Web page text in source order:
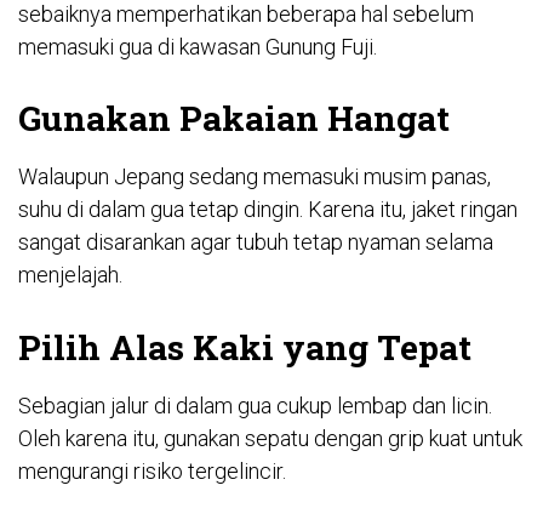
sebaiknya memperhatikan beberapa hal sebelum
memasuki gua di kawasan Gunung Fuji.
Gunakan Pakaian Hangat
Walaupun Jepang sedang memasuki musim panas,
suhu di dalam gua tetap dingin. Karena itu, jaket ringan
sangat disarankan agar tubuh tetap nyaman selama
menjelajah.
Pilih Alas Kaki yang Tepat
Sebagian jalur di dalam gua cukup lembap dan licin.
Oleh karena itu, gunakan sepatu dengan grip kuat untuk
mengurangi risiko tergelincir.